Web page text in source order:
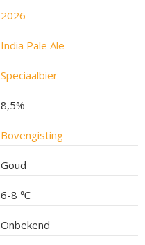
2026
India Pale Ale
Speciaalbier
8,5%
Bovengisting
Goud
6-8 ℃
Onbekend